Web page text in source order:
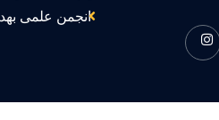
انجمن علمی